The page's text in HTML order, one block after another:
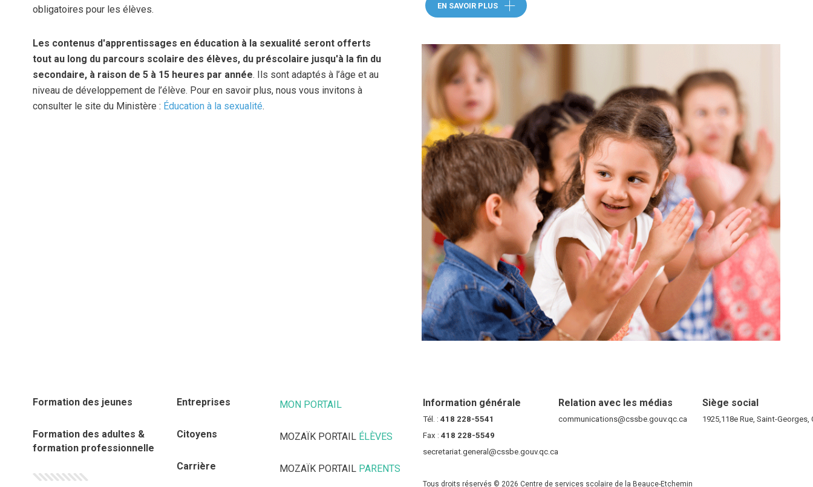
obligatoires pour les élèves.
Les contenus d'apprentissages en éducation à la sexualité seront offerts
tout au long du parcours scolaire des élèves, du préscolaire jusqu'à la fin du
secondaire, à raison de 5 à 15 heures par année. Ils sont adaptés à l’âge et au
niveau de développement de l’élève. Pour en savoir plus, nous vous invitons à
consulter le site du Ministère : Éducation à la sexualité(ce lien ouvre dans une nouvelle fenêtre)
.
EN SAVOIR PLUS
Formation des jeunes
Formation des adultes &
formation professionnelle
Entreprises
Citoyens
Carrière
MON PORTAIL(CE LIEN OUVRE DANS UNE NOUVELLE FENÊTRE)
MOZAÏK PORTAIL ÉLÈVES (CE LIEN OUVRE DANS UNE NOUVELLE FENÊTRE)
MOZAÏK PORTAIL PARENTS
Information générale
Tél. :418 228-5541
Fax :418 228-5549
secretariat.general@cssbe.gouv.qc.ca
Relation avec les médias
communications@cssbe.gouv.qc.ca (ce lien ouvre dans une nouvelle
Siège social
1925,118e Rue, Saint-Georges,
Tous droits réservés © 2026 Centre de services scolaire de la Beauce-Etchemin